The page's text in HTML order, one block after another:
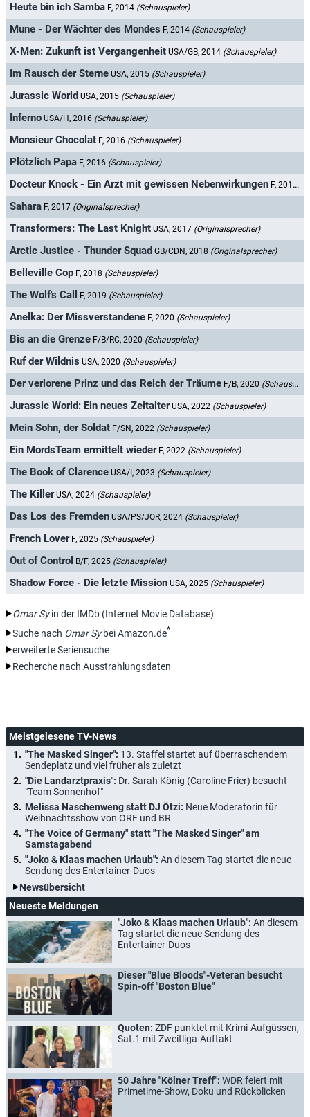
Heute bin ich Samba F, 2014 (Schauspieler)
Mune - Der Wächter des Mondes F, 2014 (Schauspieler)
X-Men: Zukunft ist Vergangenheit USA/GB, 2014 (Schauspieler)
Im Rausch der Sterne USA, 2015 (Schauspieler)
Jurassic World USA, 2015 (Schauspieler)
Inferno USA/H, 2016 (Schauspieler)
Monsieur Chocolat F, 2016 (Schauspieler)
Plötzlich Papa F, 2016 (Schauspieler)
Docteur Knock - Ein Arzt mit gewissen Nebenwirkungen F, 2017
Sahara F, 2017 (Originalsprecher)
Transformers: The Last Knight USA, 2017 (Originalsprecher)
Arctic Justice - Thunder Squad GB/CDN, 2018 (Originalsprecher)
Belleville Cop F, 2018 (Schauspieler)
The Wolf's Call F, 2019 (Schauspieler)
Anelka: Der Missverstandene F, 2020 (Schauspieler)
Bis an die Grenze F/B/RC, 2020 (Schauspieler)
Ruf der Wildnis USA, 2020 (Schauspieler)
Der verlorene Prinz und das Reich der Träume F/B, 2020 (Schauspieler)
Jurassic World: Ein neues Zeitalter USA, 2022 (Schauspieler)
Mein Sohn, der Soldat F/SN, 2022 (Schauspieler)
Ein MordsTeam ermittelt wieder F, 2022 (Schauspieler)
The Book of Clarence USA/I, 2023 (Schauspieler)
The Killer USA, 2024 (Schauspieler)
Das Los des Fremden USA/PS/JOR, 2024 (Schauspieler)
French Lover F, 2025 (Schauspieler)
Out of Control B/F, 2025 (Schauspieler)
Shadow Force - Die letzte Mission USA, 2025 (Schauspieler)
Omar Syin der IMDb (Internet Movie Database)
Suche nach Omar Sybei Amazon.de*
erweiterte Seriensuche
Recherche nach Ausstrahlungsdaten
Meistgelesene TV-News
"The Masked Singer": 13. Staffel startet auf überraschendem
Sendeplatz und viel früher als zuletzt
"Die Landarztpraxis": Dr. Sarah König (Caroline Frier) besucht
"Team Sonnenhof"
Melissa Naschenweng statt DJ Ötzi: Neue Moderatorin für
Weihnachtsshow von ORF und BR
"The Voice of Germany" statt "The Masked Singer" am
Samstagabend
"Joko & Klaas machen Urlaub": An diesem Tag startet die neue
Sendung des Entertainer-Duos
Newsübersicht
Neueste Meldungen
"Joko & Klaas machen Urlaub": An diesem
Tag startet die neue Sendung des
Entertainer-Duos
Dieser "Blue Bloods"-Veteran besucht
Spin-off "Boston Blue"
Quoten: ZDF punktet mit Krimi-Aufgüssen,
Sat.1 mit Zweitliga-Auftakt
50 Jahre "Kölner Treff": WDR feiert mit
Primetime-Show, Doku und Rückblicken